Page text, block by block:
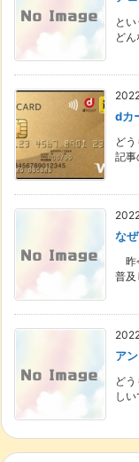
と
ど
dカ
ど
記事
な
昨
普及
ア
ど
し